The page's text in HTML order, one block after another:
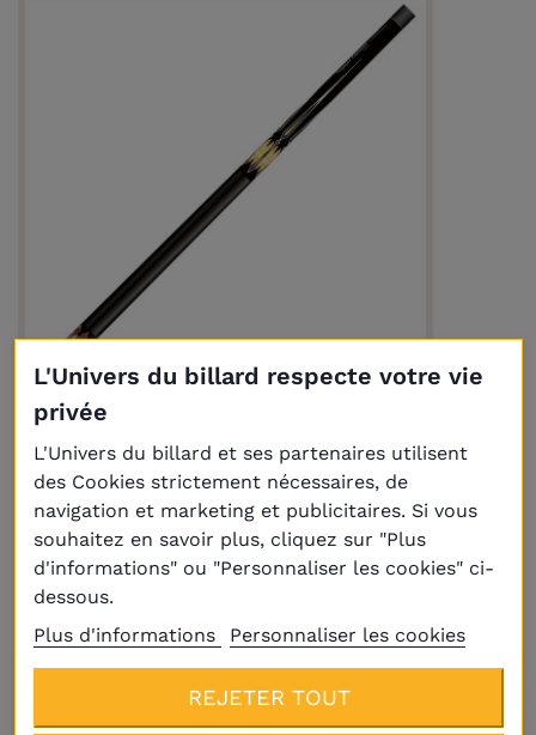
Queue Raymond Ceulemans® HQ-WL03
A PARTIR DE209,00 €
L'Univers du billard respecte votre vie
privée
L'Univers du billard et ses partenaires utilisent
des Cookies strictement nécessaires, de
navigation et marketing et publicitaires. Si vous
souhaitez en savoir plus, cliquez sur "Plus
d'informations" ou "Personnaliser les cookies" ci-
dessous.
Plus d'informations
Personnaliser les cookies
REJETER TOUT